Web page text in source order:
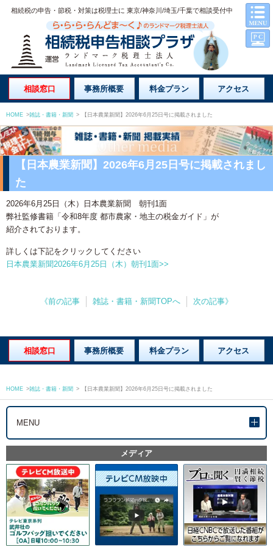
相続税の申告・節税・対策は税理士に 東京/神奈川/埼玉/千葉で相談受付中
相談窓口 事務所概要 料金プラン アクセス
HOME >雑誌・書籍・新聞 > 【日本農業新聞】2026年6月25日号に掲載されました
【日本農業新聞】2026年6月25日号に掲載されまし
た
2026年6月25日（木）日本農業新聞 朝刊1面
弊社監修書籍「令和8年度 都市農家・地主の税金ガイド」が
紹介されております。
詳しくは下記をクリックしてください
日本農業新聞2026年6月25日（木）朝刊1面>>
《前の記事 雑誌・書籍・新聞TOPへ 次の記事》
相談窓口 事務所概要 料金プラン アクセス
HOME >雑誌・書籍・新聞 > 【日本農業新聞】2026年6月25日号に掲載されました
MENU
メディア